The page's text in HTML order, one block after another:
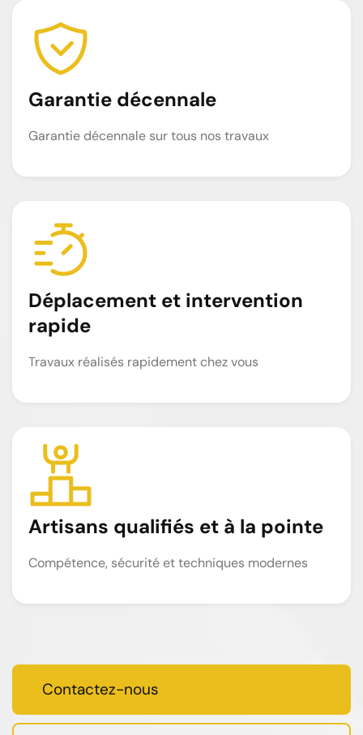
Garantie décennale
Garantie décennale sur tous nos travaux
Déplacement et intervention
rapide
Travaux réalisés rapidement chez vous
Artisans qualifiés et à la pointe
Compétence, sécurité et techniques modernes
Contactez-nous